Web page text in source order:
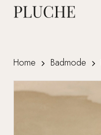
Home Badmode